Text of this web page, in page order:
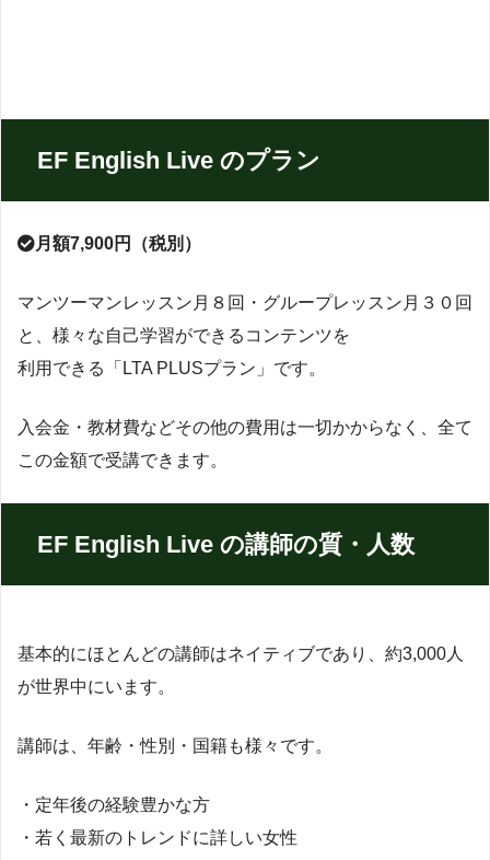
EF English Live のプラン
月額7,900円（税別）
マンツーマンレッスン月８回・グループレッスン月３０回
と、様々な自己学習ができるコンテンツを
利用できる「LTA PLUSプラン」です。
入会金・教材費などその他の費用は一切かからなく、全て
この金額で受講できます。
EF English Live の講師の質・人数
基本的にほとんどの講師はネイティブであり、約3,000人
が世界中にいます。
講師は、年齢・性別・国籍も様々です。
・定年後の経験豊かな方
・若く最新のトレンドに詳しい女性